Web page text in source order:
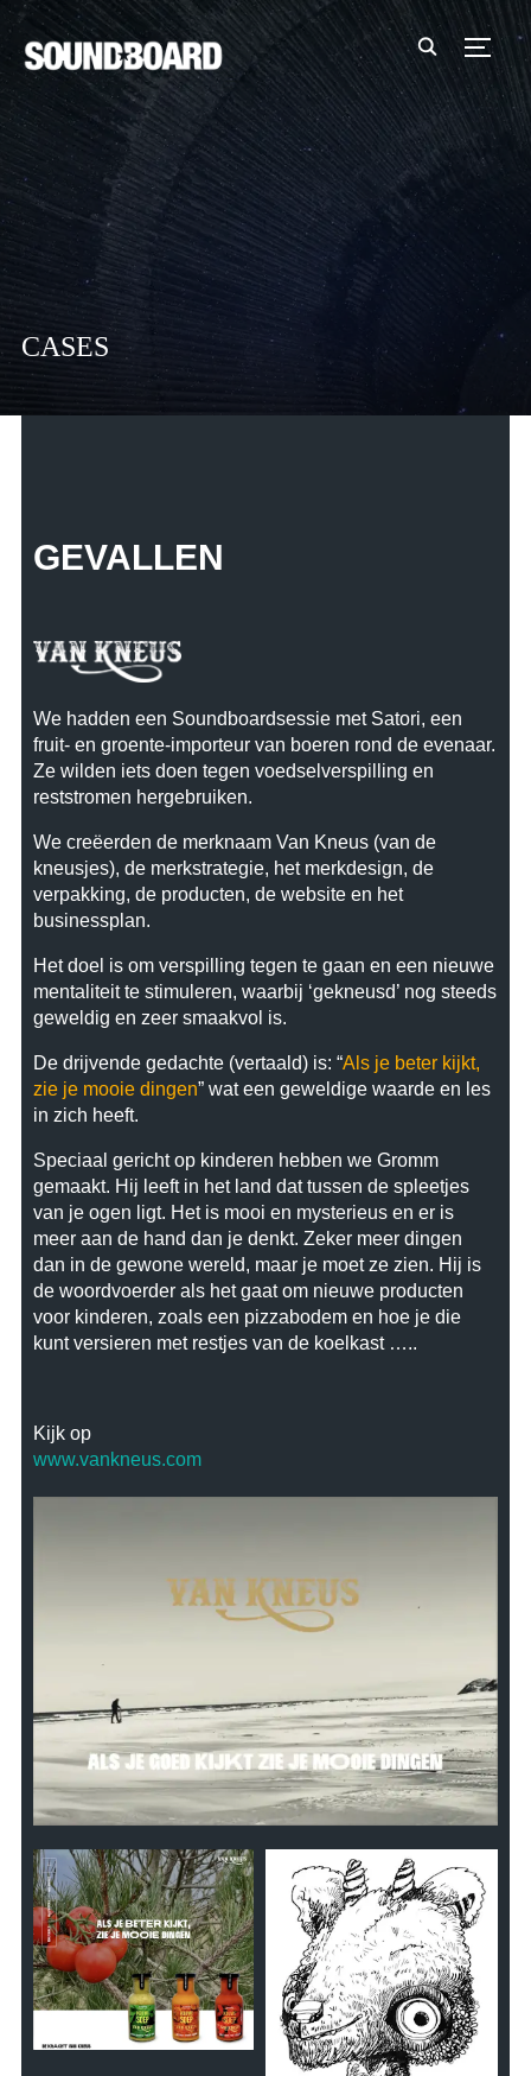
CASES
GEVALLEN
We hadden een Soundboardsessie met Satori, een
fruit- en groente-importeur van boeren rond de evenaar.
Ze wilden iets doen tegen voedselverspilling en
reststromen hergebruiken.
We creëerden de merknaam Van Kneus (van de
kneusjes), de merkstrategie, het merkdesign, de
verpakking, de producten, de website en het
businessplan.
Het doel is om verspilling tegen te gaan en een nieuwe
mentaliteit te stimuleren, waarbij ‘gekneusd’ nog steeds
geweldig en zeer smaakvol is.
De drijvende gedachte (vertaald) is: “Als je beter kijkt,
zie je mooie dingen” wat een geweldige waarde en les
in zich heeft.
Speciaal gericht op kinderen hebben we Gromm
gemaakt. Hij leeft in het land dat tussen de spleetjes
van je ogen ligt. Het is mooi en mysterieus en er is
meer aan de hand dan je denkt. Zeker meer dingen
dan in de gewone wereld, maar je moet ze zien. Hij is
de woordvoerder als het gaat om nieuwe producten
voor kinderen, zoals een pizzabodem en hoe je die
kunt versieren met restjes van de koelkast …..
Kijk op
www.vankneus.com